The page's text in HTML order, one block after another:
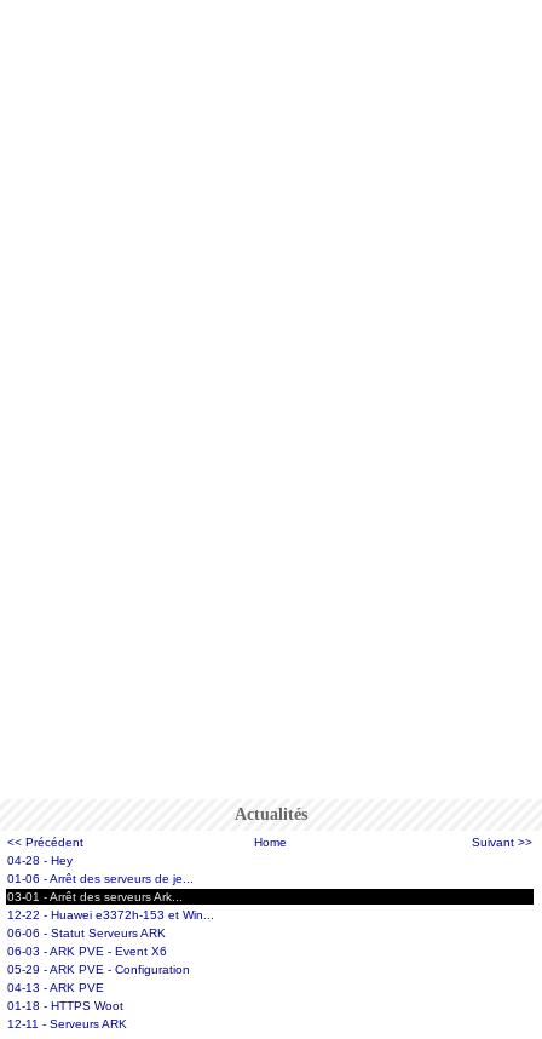
Actualités
<< Précédent Home
Suivant >>
04-28 - Hey
01-06 - Arrêt des serveurs de je...
03-01 - Arrêt des serveurs Ark...
12-22 - Huawei e3372h-153 et Win...
06-06 - Statut Serveurs ARK
06-03 - ARK PVE - Event X6
05-29 - ARK PVE - Configuration
04-13 - ARK PVE
01-18 - HTTPS Woot
12-11 - Serveurs ARK